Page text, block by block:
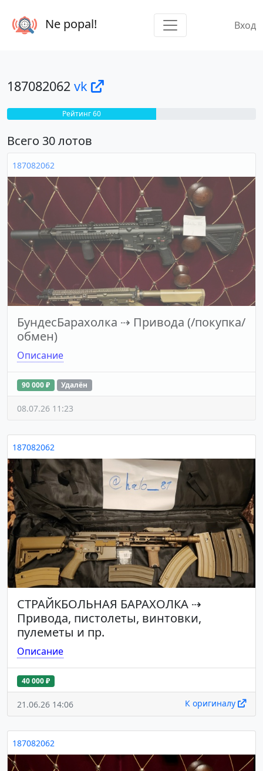
Ne popal! Вход
187082062 vk
Рейтинг 60
Всего 30 лотов
187082062
БундесБарахолка ⇢ Привода (/покупка/
обмен)
Описание
90 000 ₽ Удалён
08.07.26 11:23
187082062
СТРАЙКБОЛЬНАЯ БАРАХОЛКА ⇢
Привода, пистолеты, винтовки,
пулеметы и пр.
Описание
40 000 ₽
21.06.26 14:06 К оригиналу
187082062